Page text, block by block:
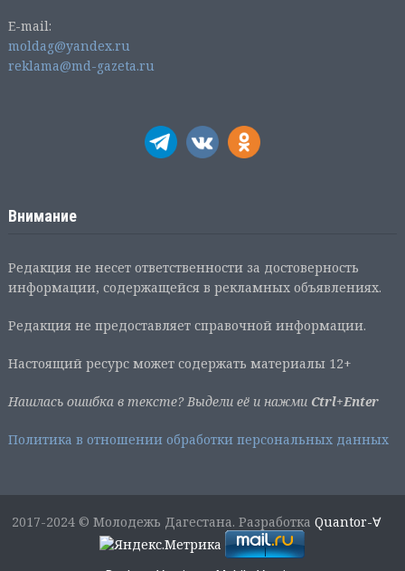
E-mail:
moldag@yandex.ru
reklama@md-gazeta.ru
Внимание
Редакция не несет ответственности за достоверность
информации, содержащейся в рекламных объявлениях.
Редакция не предоставляет справочной информации.
Настоящий ресурс может содержать материалы 12+
Нашлась ошибка в тексте? Выдели её и нажми Ctrl+Enter
Политика в отношении обработки персональных данных
2017-2024 © Молодежь Дагестана. РазработкаQuantor-∀